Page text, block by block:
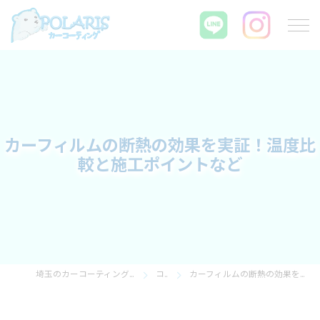
カーフィルムの断熱の効果を実証！温度比
較と施工ポイントなど
埼玉のカーコーティングならPOLARIS カーコーティング コラム カーフィルムの断熱の効果を実証！温度比較と施工ポイントなど